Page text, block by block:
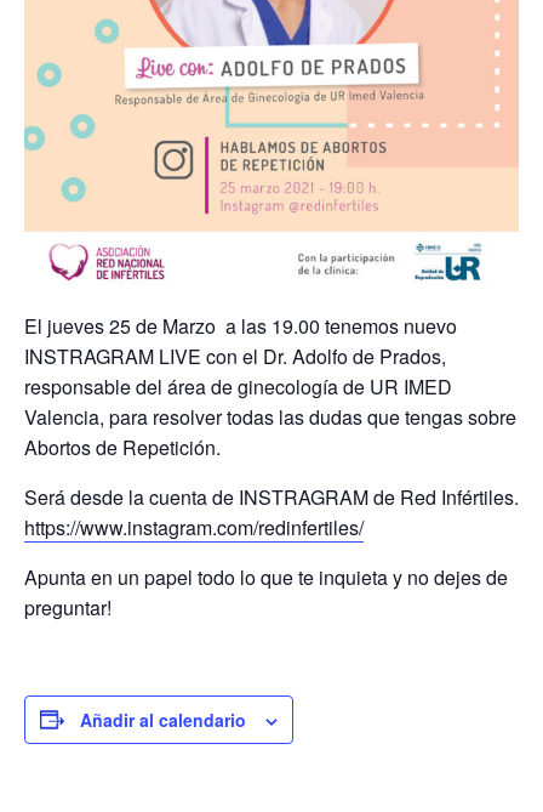
El jueves 25 de Marzo a las 19.00 tenemos nuevo
INSTRAGRAM LIVE con el Dr. Adolfo de Prados,
responsable del área de ginecología de UR IMED
Valencia, para resolver todas las dudas que tengas sobre
Abortos de Repetición.
Será desde la cuenta de INSTRAGRAMde Red Infértiles.
https://www.instagram.com/redinfertiles/
Apunta en un papel todo lo que te inquieta y no dejes de
preguntar!
Añadir al calendario